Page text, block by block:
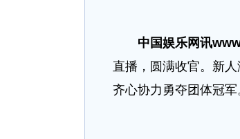
中国娱乐网讯
直播，圆满收官。新
齐心协力勇夺团体冠军